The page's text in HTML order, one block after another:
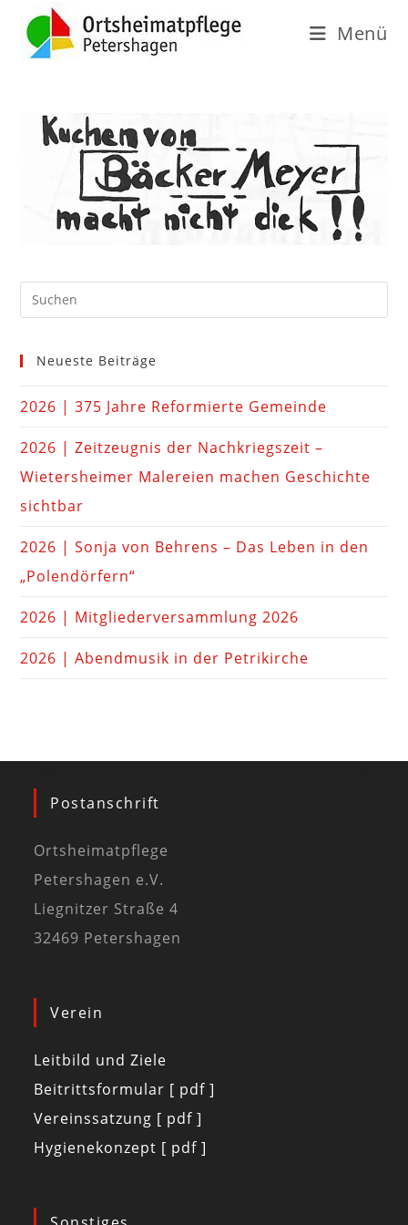
Menü
Neueste Beiträge
2026 | 375 Jahre Reformierte Gemeinde
2026 | Zeitzeugnis der Nachkriegszeit –
Wietersheimer Malereien machen Geschichte
sichtbar
2026 | Sonja von Behrens – Das Leben in den
„Polendörfern“
2026 | Mitgliederversammlung 2026
2026 | Abendmusik in der Petrikirche
Postanschrift
Ortsheimatpflege
Petershagen e.V.
Liegnitzer Straße 4
32469 Petershagen
Verein
Leitbild und Ziele
Beitrittsformular [ pdf ]
Vereinssatzung [ pdf ]
Hygienekonzept [ pdf ]